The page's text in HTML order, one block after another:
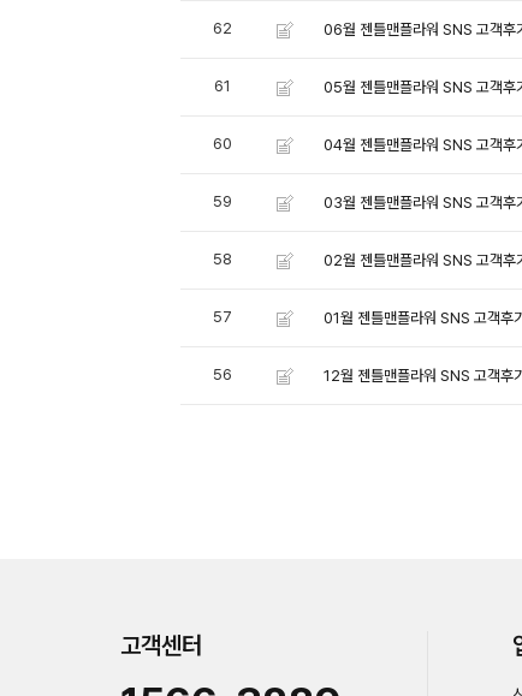
62 06월 젠틀맨플라워 SNS 고객후
61 05월 젠틀맨플라워 SNS 고객후
60 04월 젠틀맨플라워 SNS 고객후
59 03월 젠틀맨플라워 SNS 고객후
58 02월 젠틀맨플라워 SNS 고객후
57 01월 젠틀맨플라워 SNS 고객후
56 12월 젠틀맨플라워 SNS 고객후
고객센터